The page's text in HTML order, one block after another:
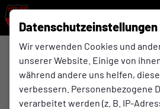
Datenschutzeinstellungen
Wir verwenden Cookies und
unserer Website. Einige von
während andere uns helfen,
verbessern. Personenbezogene
verarbeitet werden (z. B. IP-
Kreisliga C
2. Mannschaft